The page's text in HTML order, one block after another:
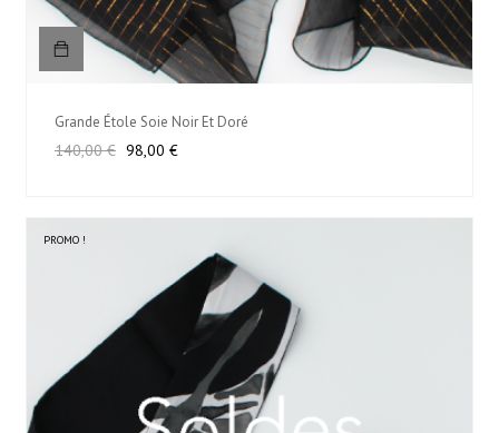
Grande Étole Soie Noir Et Doré
Prix
140,00 € Prix
98,00 €
PROMO !